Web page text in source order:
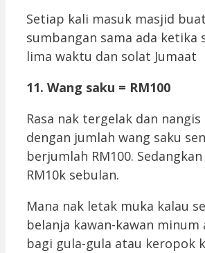
Setiap kali masuk masjid
sumbangan sama ada ketika
lima waktu dan solat Jumaat
11. Wang saku = RM100
Rasa nak tergelak dan nangis
dengan jumlah wang saku
berjumlah RM100.
RM10k sebulan.
Mana nak letak muka kalau
belanja kawan-kawan minum
bagi gula-gula atau keropok